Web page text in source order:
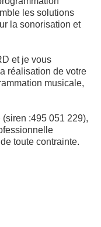
les solutions
la sonorisation et
et je vous
réalisation de votre
musicale,
:495 051 229),
toute contrainte.